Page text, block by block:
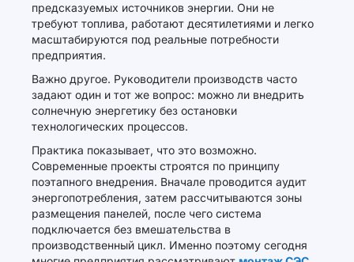
предсказуемых источников энергии. Они не
требуют топлива, работают десятилетиями и легко
масштабируются под реальные потребности
предприятия.
Важно другое. Руководители производств часто
задают один и тот же вопрос: можно ли внедрить
солнечную энергетику без остановки
технологических процессов.
Практика показывает, что это возможно.
Современные проекты строятся по принципу
поэтапного внедрения. Вначале проводится аудит
энергопотребления, затем рассчитываются зоны
размещения панелей, после чего система
подключается без вмешательства в
производственный цикл. Именно поэтому сегодня